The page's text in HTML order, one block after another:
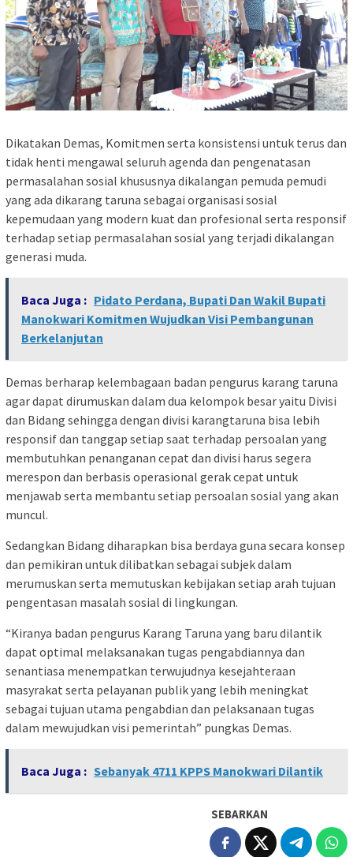
Dikatakan Demas, Komitmen serta konsistensi untuk terus dan
tidak henti mengawal seluruh agenda dan pengenatasan
permasalahan sosial khususnya dikalangan pemuda pemudi
yang ada dikarang taruna sebagai organisasi sosial
kepemudaan yang modern kuat dan profesional serta responsif
terhadap setiap permasalahan sosial yang terjadi dikalangan
generasi muda.
Baca Juga : Pidato Perdana, Bupati Dan Wakil Bupati
Manokwari Komitmen Wujudkan Visi Pembangunan
Berkelanjutan
Demas berharap kelembagaan badan pengurus karang taruna
agar dapat dirumuskan dalam dua kelompok besar yaitu Divisi
dan Bidang sehingga dengan divisi karangtaruna bisa lebih
responsif dan tanggap setiap saat terhadap persoalan yang
membutuhkan penanganan cepat dan divisi harus segera
merespon dan berbasis operasional gerak cepat untuk
menjawab serta membantu setiap persoalan sosial yang akan
muncul.
Sedangkan Bidang diharapkan bisa berdaya guna secara konsep
dan pemikiran untuk dilibatkan sebagai subjek dalam
merumuskan serta memutuskan kebijakan setiap arah tujuan
pengentasan masalah sosial di lingkungan.
“Kiranya badan pengurus Karang Taruna yang baru dilantik
dapat optimal melaksanakan tugas pengabdiannya dan
senantiasa menempatkan terwujudnya kesejahteraan
masyrakat serta pelayanan publik yang lebih meningkat
sebagai tujuan utama pengabdian dan pelaksanaan tugas
dalam mewujudkan visi pemerintah” pungkas Demas.
Baca Juga : Sebanyak 4711 KPPS Manokwari Dilantik
SEBARKAN